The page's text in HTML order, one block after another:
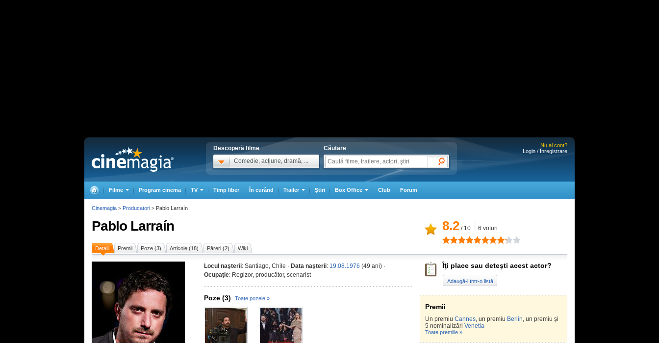
Descoperă filme
Comedie, acţiune, dramă, ...
Căutare
Nu ai cont?
Login / Înregistrare
Filme Program cinema TV Timp liber În curând Trailer Ştiri Box Office Club Forum
Pablo Larraín 8.2 / 10 6 voturi
Detalii Premii Poze (3) Articole (18) Păreri (2) Wiki
Locul naşterii: Santiago, Chile · Data naşterii: 19.08.1976 (49 ani) ·
Ocupaţie: Regizor, producător, scenarist
Poze (3) Toate pozele »
Îţi place sau deteşti acest actor?
Adaugă-l într-o listă!
Premii
Un premiu Cannes, un premiu Berlin, un premiu şi
5 nominalizări Venetia
Toate premiile »
Cinemagia > Producatori > Pablo Larraín